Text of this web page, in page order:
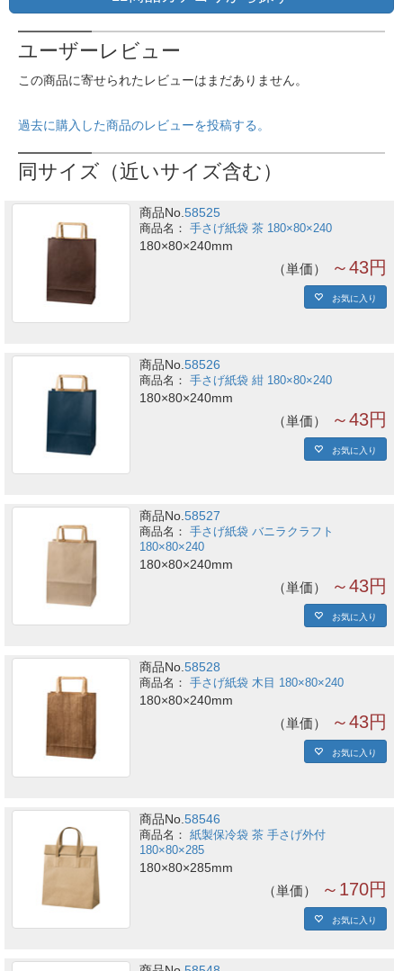
ユーザーレビュー
この商品に寄せられたレビューはまだありません。
過去に購入した商品のレビューを投稿する。
同サイズ（近いサイズ含む）
商品No.58525
手さげ紙袋 茶 180×80×240
180×80×240mm
単価 ～43円
お気に入り
商品No.58526
手さげ紙袋 紺 180×80×240
180×80×240mm
単価 ～43円
お気に入り
商品No.58527
手さげ紙袋 バニラクラフト
180×80×240
180×80×240mm
単価 ～43円
お気に入り
商品No.58528
手さげ紙袋 木目 180×80×240
180×80×240mm
単価 ～43円
お気に入り
商品No.58546
紙製保冷袋 茶 手さげ外付
180×80×285
180×80×285mm
単価 ～170円
お気に入り